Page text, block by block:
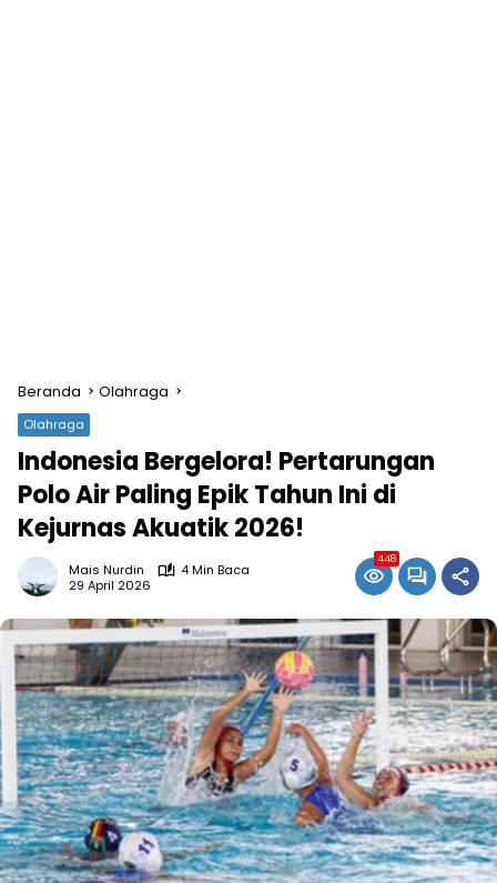
Beranda Olahraga
Olahraga
Indonesia Bergelora! Pertarungan
Polo Air Paling Epik Tahun Ini di
Kejurnas Akuatik 2026!
Mais Nurdin
4 Min Baca
29 April 2026
448